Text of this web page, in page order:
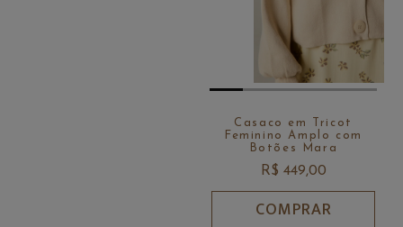
Casaco em Tricot
Feminino Amplo com
Botões Mara
R$ 449,00
COMPRAR